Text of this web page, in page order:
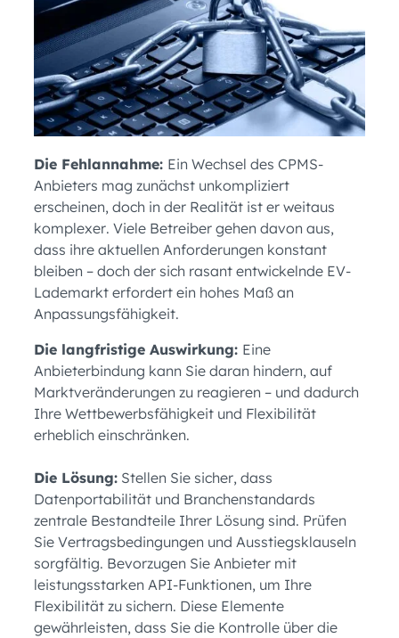
Die Fehlannahme: Ein Wechsel des CPMS-
Anbieters mag zunächst unkompliziert
erscheinen, doch in der Realität ist er weitaus
komplexer. Viele Betreiber gehen davon aus,
dass ihre aktuellen Anforderungen konstant
bleiben – doch der sich rasant entwickelnde EV-
Lademarkt erfordert ein hohes Maß an
Anpassungsfähigkeit.
Die langfristige Auswirkung: Eine
Anbieterbindung kann Sie daran hindern, auf
Marktveränderungen zu reagieren – und dadurch
Ihre Wettbewerbsfähigkeit und Flexibilität
erheblich einschränken.
Die Lösung: Stellen Sie sicher, dass
Datenportabilität und Branchenstandards
zentrale Bestandteile Ihrer Lösung sind. Prüfen
Sie Vertragsbedingungen und Ausstiegsklauseln
sorgfältig. Bevorzugen Sie Anbieter mit
leistungsstarken API-Funktionen, um Ihre
Flexibilität zu sichern. Diese Elemente
gewährleisten, dass Sie die Kontrolle über die